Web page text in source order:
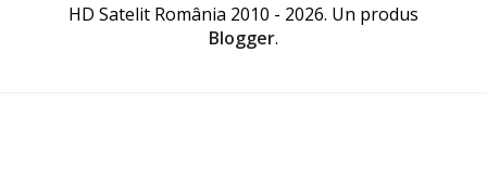
HD Satelit România 2010 - 2026. Un produs
Blogger.